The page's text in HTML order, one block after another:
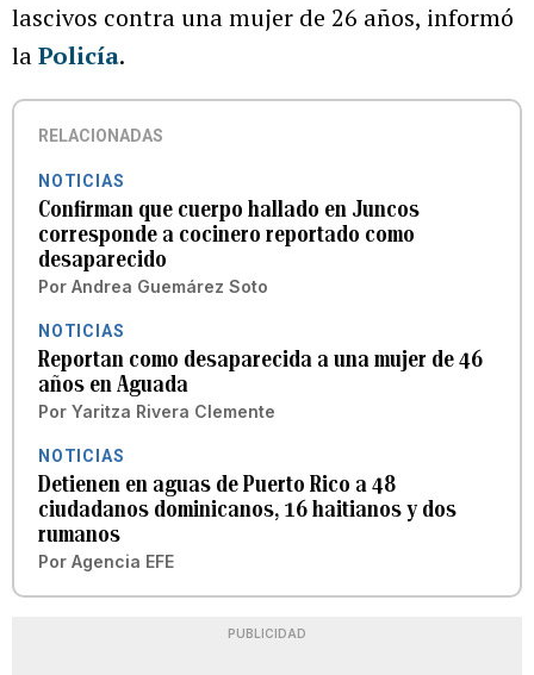
lascivos contra una mujer de 26 años, informó
laPolicía.
RELACIONADAS
NOTICIAS
Confirman que cuerpo hallado en Juncos
corresponde a cocinero reportado como
desaparecido
Por Andrea Guemárez Soto
NOTICIAS
Reportan como desaparecida a una mujer de 46
años en Aguada
Por Yaritza Rivera Clemente
NOTICIAS
Detienen en aguas de Puerto Rico a 48
ciudadanos dominicanos, 16 haitianos y dos
rumanos
Por Agencia EFE
PUBLICIDAD